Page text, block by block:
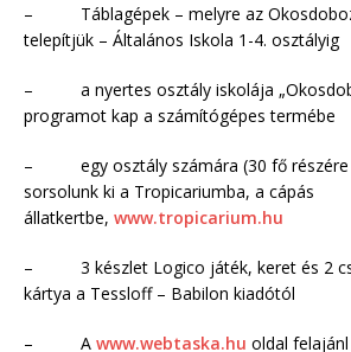
– Táblagépek – melyre az
telepítjük – Általános Iskola 1-4. osztályig
– a nyertes osztály iskolája
programot kap a számítógépes termébe
– egy osztály számára (30 fő részére
sorsolunk ki a Tropicariumba, a cápás
állatkertbe, www.tropicarium.hu
– 3 készlet Logico játék, keret és 2
kártya a Tessloff – Babilon kiadótól
– A www.webtaska.hu oldal